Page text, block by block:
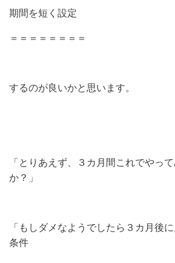
期間を短く設定
＝＝＝＝＝＝＝＝
するのが良いかと思います。
「とりあえず、３カ月間これでやっ
か？」
「もしダメなようでしたら３カ月後
条件